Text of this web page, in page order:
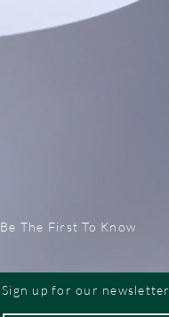
Be The First To Know
Sign up for our newsletter